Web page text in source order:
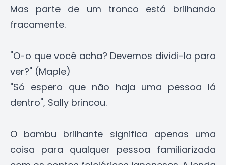
Mas parte de um tronco está brilhando
fracamente.
"O-o que você acha? Devemos dividi-lo para
ver?" (Maple)
"Só espero que não haja uma pessoa lá
dentro", Sally brincou.
O bambu brilhante significa apenas uma
coisa para qualquer pessoa familiarizada